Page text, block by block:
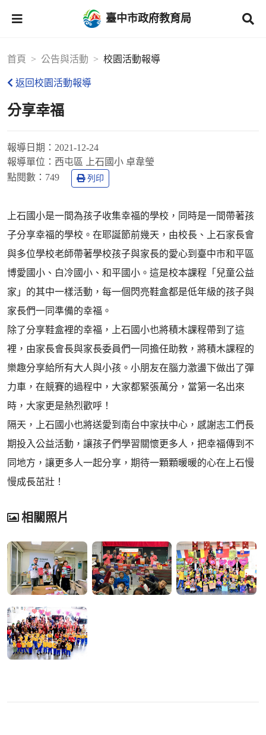
臺中市政府教育局
首頁 公告與活動 校園活動報導
返回校園活動報導
分享幸福
報導日期： 2021-12-24
報導單位： 西屯區 上石國小 卓韋瑩
點閱數： 749 列印
上石國小是一間為孩子收集幸福的學校，同時是一間帶著孩
子分享幸福的學校。在耶誕節前幾天，由校長、上石家長會
與多位學校老師帶著學校孩子與家長的愛心到臺中市和平區
博愛國小、白冷國小、和平國小。這是校本課程「兒童公益
家」的其中一樣活動，每一個閃亮鞋盒都是低年級的孩子與
家長們一同準備的幸福。
除了分享鞋盒裡的幸福，上石國小也將積木課程帶到了這
裡，由家長會長與家長委員們一同擔任助教，將積木課程的
樂趣分享給所有大人與小孩。小朋友在腦力激盪下做出了彈
力車，在競賽的過程中，大家都緊張萬分，當第一名出來
時，大家更是熱烈歡呼！
隔天，上石國小也將送愛到南台中家扶中心，感謝志工們長
期投入公益活動，讓孩子們學習關懷更多人，把幸福傳到不
同地方，讓更多人一起分享，期待一顆顆暖暖的心在上石慢
慢成長茁壯！
相關照片